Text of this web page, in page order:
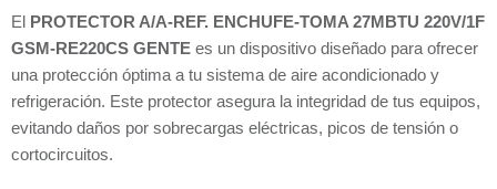
El PROTECTOR A/A-REF. ENCHUFE-TOMA 27MBTU 220V/1F
GSM-RE220CS GENTE es un dispositivo diseñado para ofrecer
una protección óptima a tu sistema de aire acondicionado y
refrigeración. Este protector asegura la integridad de tus equipos,
evitando daños por sobrecargas eléctricas, picos de tensión o
cortocircuitos.